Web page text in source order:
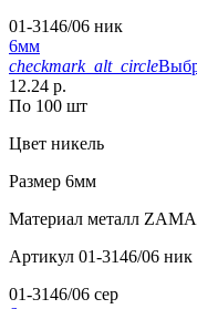
01-3146/06 ник
6мм
checkmark_alt_circle
12.24 р.
По 100 шт
Цвет никель
Размер 6мм
Материал металл
Артикул 01-3146/06 ник
01-3146/06 сер